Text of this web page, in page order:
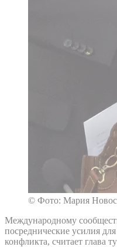
© Фото: Мария
Международному
посреднические усилия
конфликта, считает